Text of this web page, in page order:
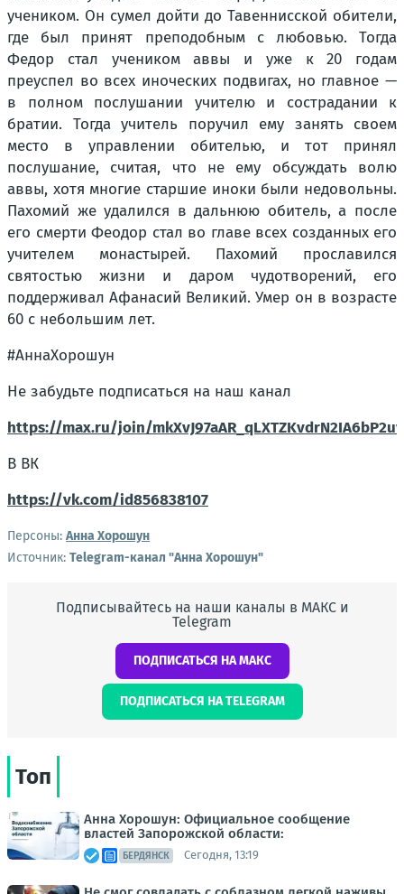
учеником. Он сумел дойти до Тавеннисской обители,
где был принят преподобным с любовью. Тогда
Федор стал учеником аввы и уже к 20 годам
преуспел во всех иноческих подвигах, но главное —
в полном послушании учителю и сострадании к
братии. Тогда учитель поручил ему занять своем
место в управлении обителью, и тот принял
послушание, считая, что не ему обсуждать волю
аввы, хотя многие старшие иноки были недовольны.
Пахомий же удалился в дальнюю обитель, а после
его смерти Феодор стал во главе всех созданных его
учителем монастырей. Пахомий прославился
святостью жизни и даром чудотворений, его
поддерживал Афанасий Великий. Умер он в возрасте
60 с небольшим лет.
#АннаХорошун
Не забудьте подписаться на наш канал
https://max.ru/join/
В ВК
https://vk.com/id856838107
Персоны: Анна Хорошун
Источник: Telegram-канал "Анна Хорошун"
Подписывайтесь на наши каналы в МАКС и
Telegram
ПОДПИСАТЬСЯ НА МАКС
ПОДПИСАТЬСЯ НА TELEGRAM
Топ
Анна Хорошун: Официальное сообщение
властей Запорожской области:
БЕРДЯНСК Сегодня, 13:19